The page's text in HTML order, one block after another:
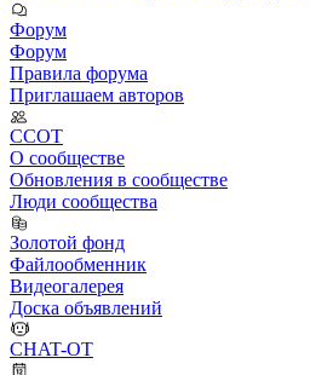
Форум
Форум
Правила форума
Приглашаем авторов
ССОТ
О сообществе
Обновления в сообществе
Люди сообщества
Золотой фонд
Файлообменник
Видеогалерея
Доска объявлений
CHAT-OT